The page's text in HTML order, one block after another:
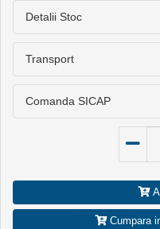
Detalii Stoc
Transport
Comanda SICAP
Cumpara